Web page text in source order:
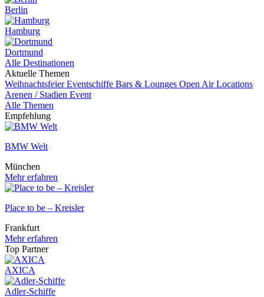
Berlin
Hamburg
Dortmund
Alle Destinationen
Aktuelle Themen
WeihnachtsfeierEventschiffe Bars & Lounges Open Air Locations
Arenen / Stadien Event
Alle Themen
Empfehlung
BMW Welt
München
Mehr erfahren
Place to be – Kreisler
Frankfurt
Mehr erfahren
Top Partner
AXICA
Adler-Schiffe